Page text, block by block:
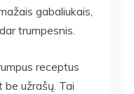
gabaliukais,
trumpesnis.
receptus
užrašų. Tai